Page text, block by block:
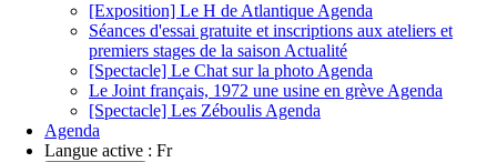
[Exposition] Le H de Atlantique Agenda
Séances d'essai gratuite et inscriptions aux ateliers et
premiers stages de la saison Actualité
[Spectacle] Le Chat sur la photo Agenda
Le Joint français, 1972 une usine en grève Agenda
[Spectacle] Les Zéboulis Agenda
Agenda
Langue active : Fr